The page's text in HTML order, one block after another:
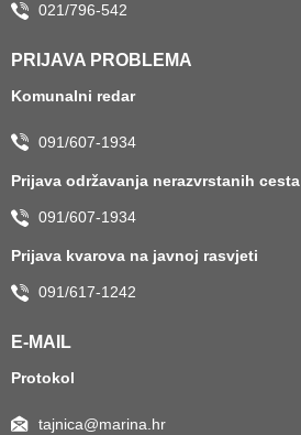
021/796-542
PRIJAVA PROBLEMA
Komunalni redar
091/607-1934
Prijava održavanja nerazvrstanih cesta
091/607-1934
Prijava kvarova na javnoj rasvjeti
091/617-1242
E-MAIL
Protokol
tajnica@marina.hr